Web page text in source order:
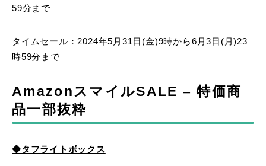
59分まで
タイムセール：2024年5月31日(金)9時から6月3日(月)23
時59分まで
AmazonスマイルSALE – 特価商
品一部抜粋
◆タフライトボックス